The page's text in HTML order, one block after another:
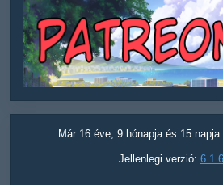
Már 16 éve, 9 hónapja és 15 napja
Jellenlegi verzió: 6.1.6